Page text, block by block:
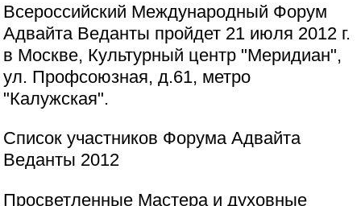
Всероссийский Международный Форум
Адвайта Веданты пройдет 21 июля 2012 г.
в Москве, Культурный центр "Меридиан",
ул. Профсоюзная, д.61, метро
"Калужская".
Cписок участников Форума Адвайта
Веданты 2012
Просветленные Мастера и духовные